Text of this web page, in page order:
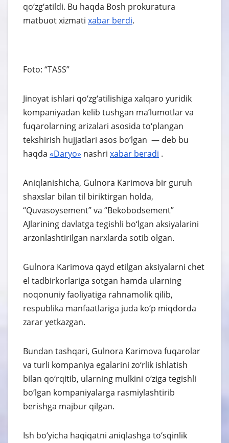
qo‘zg‘atildi. Bu haqda Bosh prokuratura
matbuot xizmati xabar berdi.
Foto: “TASS”
Jinoyat ishlari qo‘zg‘atilishiga xalqaro yuridik
kompaniyadan kelib tushgan ma’lumotlar va
fuqarolarning arizalari asosida to‘plangan
tekshirish hujjatlari asos bo‘lgan — deb bu
haqda «Daryo» nashri xabar beradi .
Aniqlanishicha, Gulnora Karimova bir guruh
shaxslar bilan til biriktirgan holda,
“Quvasoysement” va “Bekobodsement”
AJlarining davlatga tegishli bo‘lgan aksiyalarini
arzonlashtirilgan narxlarda sotib olgan.
Gulnora Karimova qayd etilgan aksiyalarni chet
el tadbirkorlariga sotgan hamda ularning
noqonuniy faoliyatiga rahnamolik qilib,
respublika manfaatlariga juda ko‘p miqdorda
zarar yetkazgan.
Bundan tashqari, Gulnora Karimova fuqarolar
va turli kompaniya egalarini zo‘rlik ishlatish
bilan qo‘rqitib, ularning mulkini o‘ziga tegishli
bo‘lgan kompaniyalarga rasmiylashtirib
berishga majbur qilgan.
Ish bo‘yicha haqiqatni aniqlashga to‘sqinlik